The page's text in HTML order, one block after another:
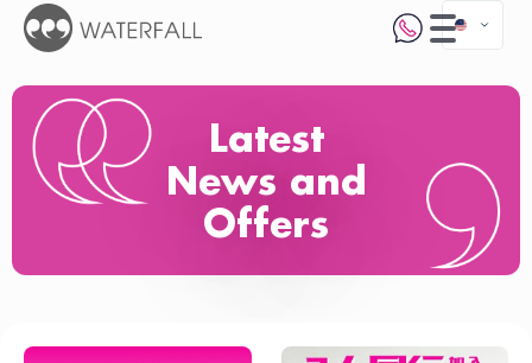
Latest
News and
Offers